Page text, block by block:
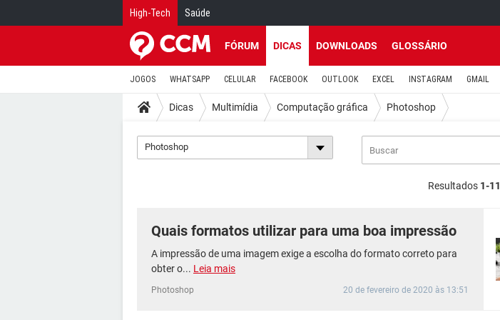
High-Tech Saúde
FÓRUM DICAS DOWNLOADS GLOSSÁRIO
JOGOS WHATSAPP CELULAR FACEBOOK OUTLOOK EXCEL INSTAGRAM GMAIL
Dicas Multimídia Computação gráfica Photoshop
Photoshop
Resultados 1-11
Quais formatos utilizar para uma boa impressão
A impressão de uma imagem exige a escolha do formato correto para
obter o... Leia mais
Photoshop 20 de fevereiro de 2020 às 13:51